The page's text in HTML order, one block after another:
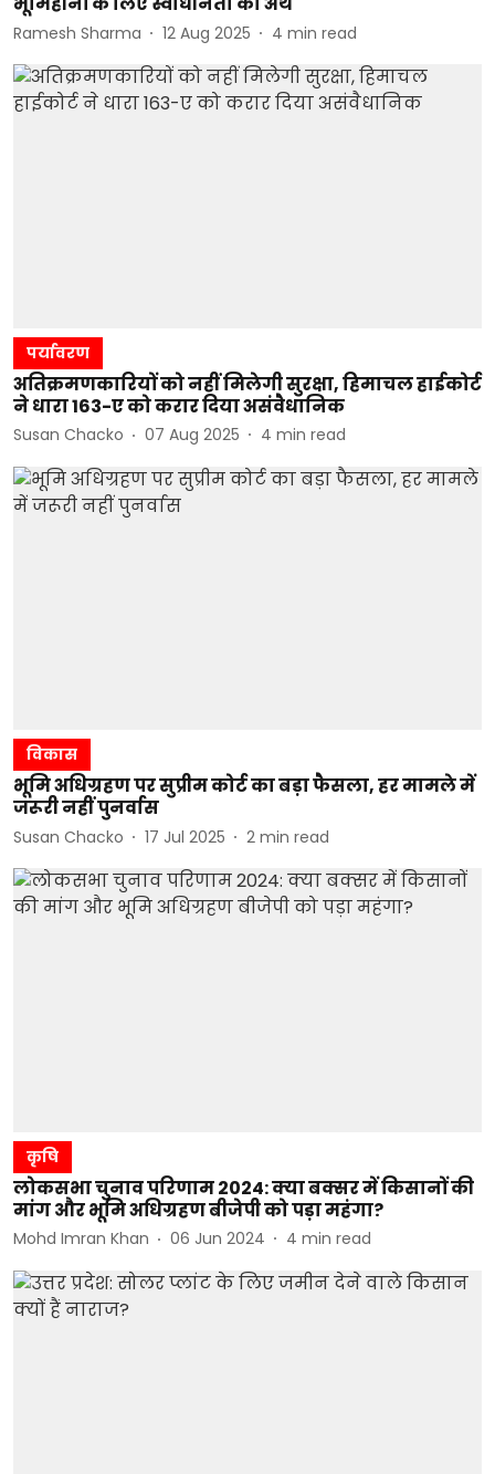
Ramesh Sharma 12 Aug 2025 4 min read
पर्यावरण
अतिक्रमणकारियों को नहीं मिलेगी सुरक्षा, हिमाचल हाईकोर्ट
ने धारा 163-ए को करार दिया असंवैधानिक
Susan Chacko 07 Aug 2025 4 min read
विकास
भूमि अधिग्रहण पर सुप्रीम कोर्ट का बड़ा फैसला, हर मामले में
जरूरी नहीं पुनर्वास
Susan Chacko 17 Jul 2025 2 min read
कृषि
लोकसभा चुनाव परिणाम 2024: क्या बक्सर में किसानों की
मांग और भूमि अधिग्रहण बीजेपी को पड़ा महंगा?
Mohd Imran Khan 06 Jun 2024 4 min read